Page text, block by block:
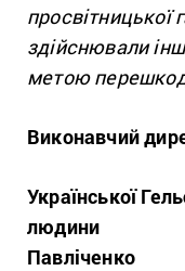
просвітницької
здійснювали
метою
Виконавчий
Української
людини
Павліченко